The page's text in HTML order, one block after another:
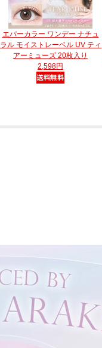
エバーカラー ワンデー ナチュ
ラル モイストレーベル UV ティ
アーミューズ 20枚入り
2,598円